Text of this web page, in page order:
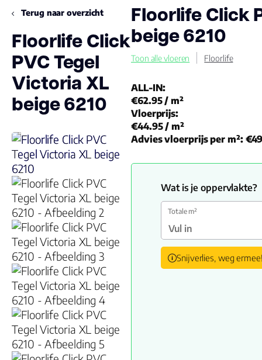
Terug naar overzicht
Floorlife Click
PVC Tegel
Victoria XL
beige 6210
Floorlife Click
beige 6210
Toon alle vloeren Floorlife
ALL-IN:
€62.95/ m²
Vloerprijs:
€44.95/ m²
Advies vloerprijs per m²:
Wat is je oppervlakte?
Totale m²
Snijverlies, weg